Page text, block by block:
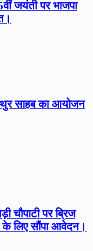
जयंती पर भाजपा
साहब का आयोजन
चौपाटी पर ब्रिज
लिए सौंपा आवेदन।